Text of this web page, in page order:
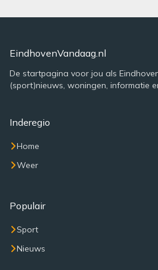
EindhovenVandaag.nl
De startpagina voor jou als
(sport)nieuws, woningen, informatie
Inderegio
Home
Weer
Populair
Sport
Nieuws